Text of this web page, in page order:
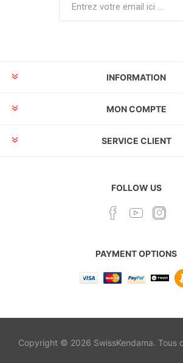
INFORMATION
MON COMPTE
SERVICE CLIENT
FOLLOW US
PAYMENT OPTIONS
Copyright © 2026 SwissKendama. Tous